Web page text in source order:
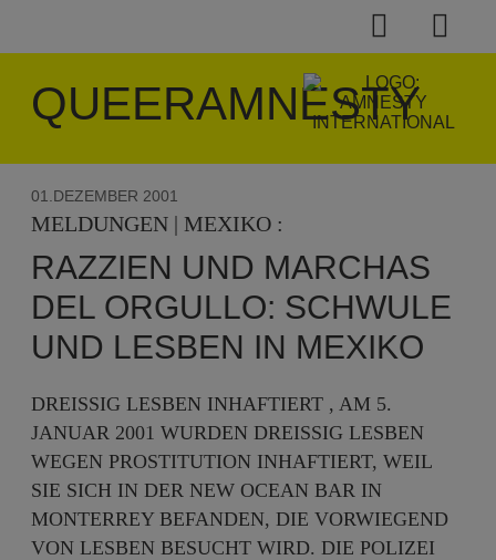
QUEERAMNESTY
01.DEZEMBER 2001
MELDUNGEN | MEXIKO :
RAZZIEN UND MARCHAS
DEL ORGULLO: SCHWULE
UND LESBEN IN MEXIKO
DREISSIG LESBEN INHAFTIERT , AM 5. J
ANUAR 2001 WURDEN DREISSIG LESBEN WE
GEN PROSTITUTION INHAFTIERT, WEIL SI
E SICH IN DER NEW OCEAN BAR IN MO
NTERREY BEFANDEN, DIE VORWIEGEND VO
N LESBEN BESUCHT WIRD. DIE POLIZEI NA